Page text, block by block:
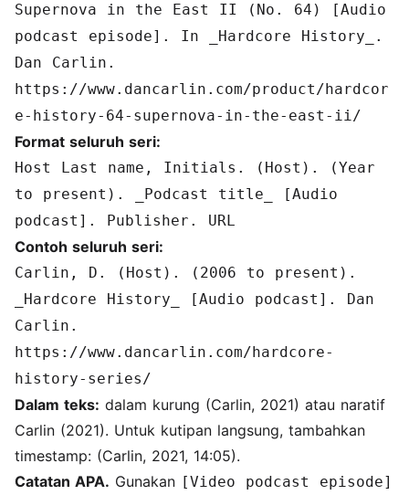
Supernova in the East II (No. 64) [Audio
podcast episode]. In _Hardcore History_.
Dan Carlin.
https://www.dancarlin.com/product/hardcor
e-history-64-supernova-in-the-east-ii/
Format seluruh seri:
Host Last name, Initials. (Host). (Year
to present). _Podcast title_ [Audio
podcast]. Publisher. URL
Contoh seluruh seri:
Carlin, D. (Host). (2006 to present).
_Hardcore History_ [Audio podcast]. Dan
Carlin.
https://www.dancarlin.com/hardcore-
history-series/
Dalam teks: dalam kurung (Carlin, 2021) atau naratif
Carlin (2021). Untuk kutipan langsung, tambahkan
timestamp: (Carlin, 2021, 14:05).
Catatan APA. Gunakan [Video podcast episode]